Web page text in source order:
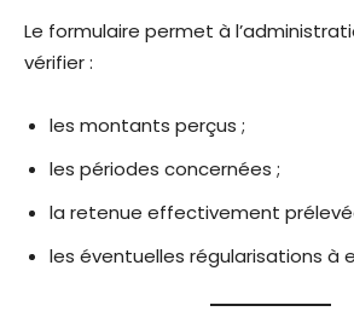
Le formulaire permet à
vérifier :
les montants perçus ;
les périodes concernées ;
la retenue effectivement
les éventuelles régularisations à